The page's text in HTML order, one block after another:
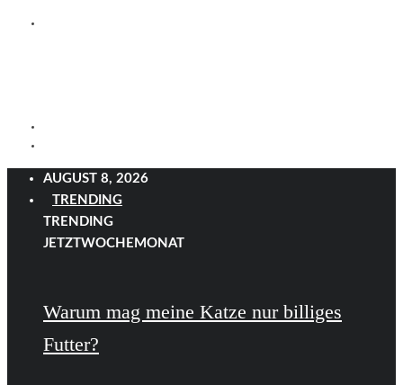
AUGUST 8, 2026
TRENDING
TRENDING
JETZTWOCHE MONAT
Warum mag meine Katze nur billiges
Futter?